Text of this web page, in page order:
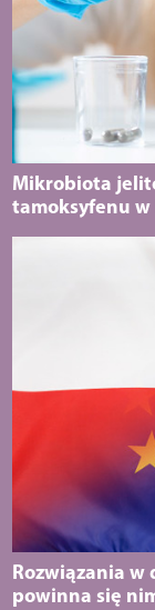
Mikrobiota
tamoksyfenu
Rozwiązania w
powinna się